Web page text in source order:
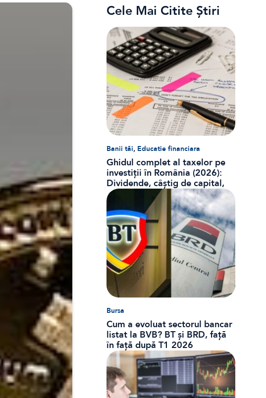
Cele Mai Citite Știri
Banii tăi, Educatie financiara
Ghidul complet al taxelor pe
investiții în România (2026):
Dividende, câștig de capital,
dobânzi și CASS
Bursa
Cum a evoluat sectorul bancar
listat la BVB? BT și BRD, față
în față după T1 2026